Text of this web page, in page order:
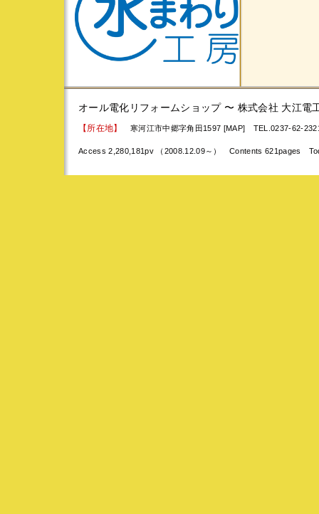
オール電化リフォームショップ 〜 株式会社 大江電
【所在地】 寒河江市中郷字角田1597 [MAP] TEL.0237-62-
Access 2,280,181pv （2008.12.09～） Contents 621pages